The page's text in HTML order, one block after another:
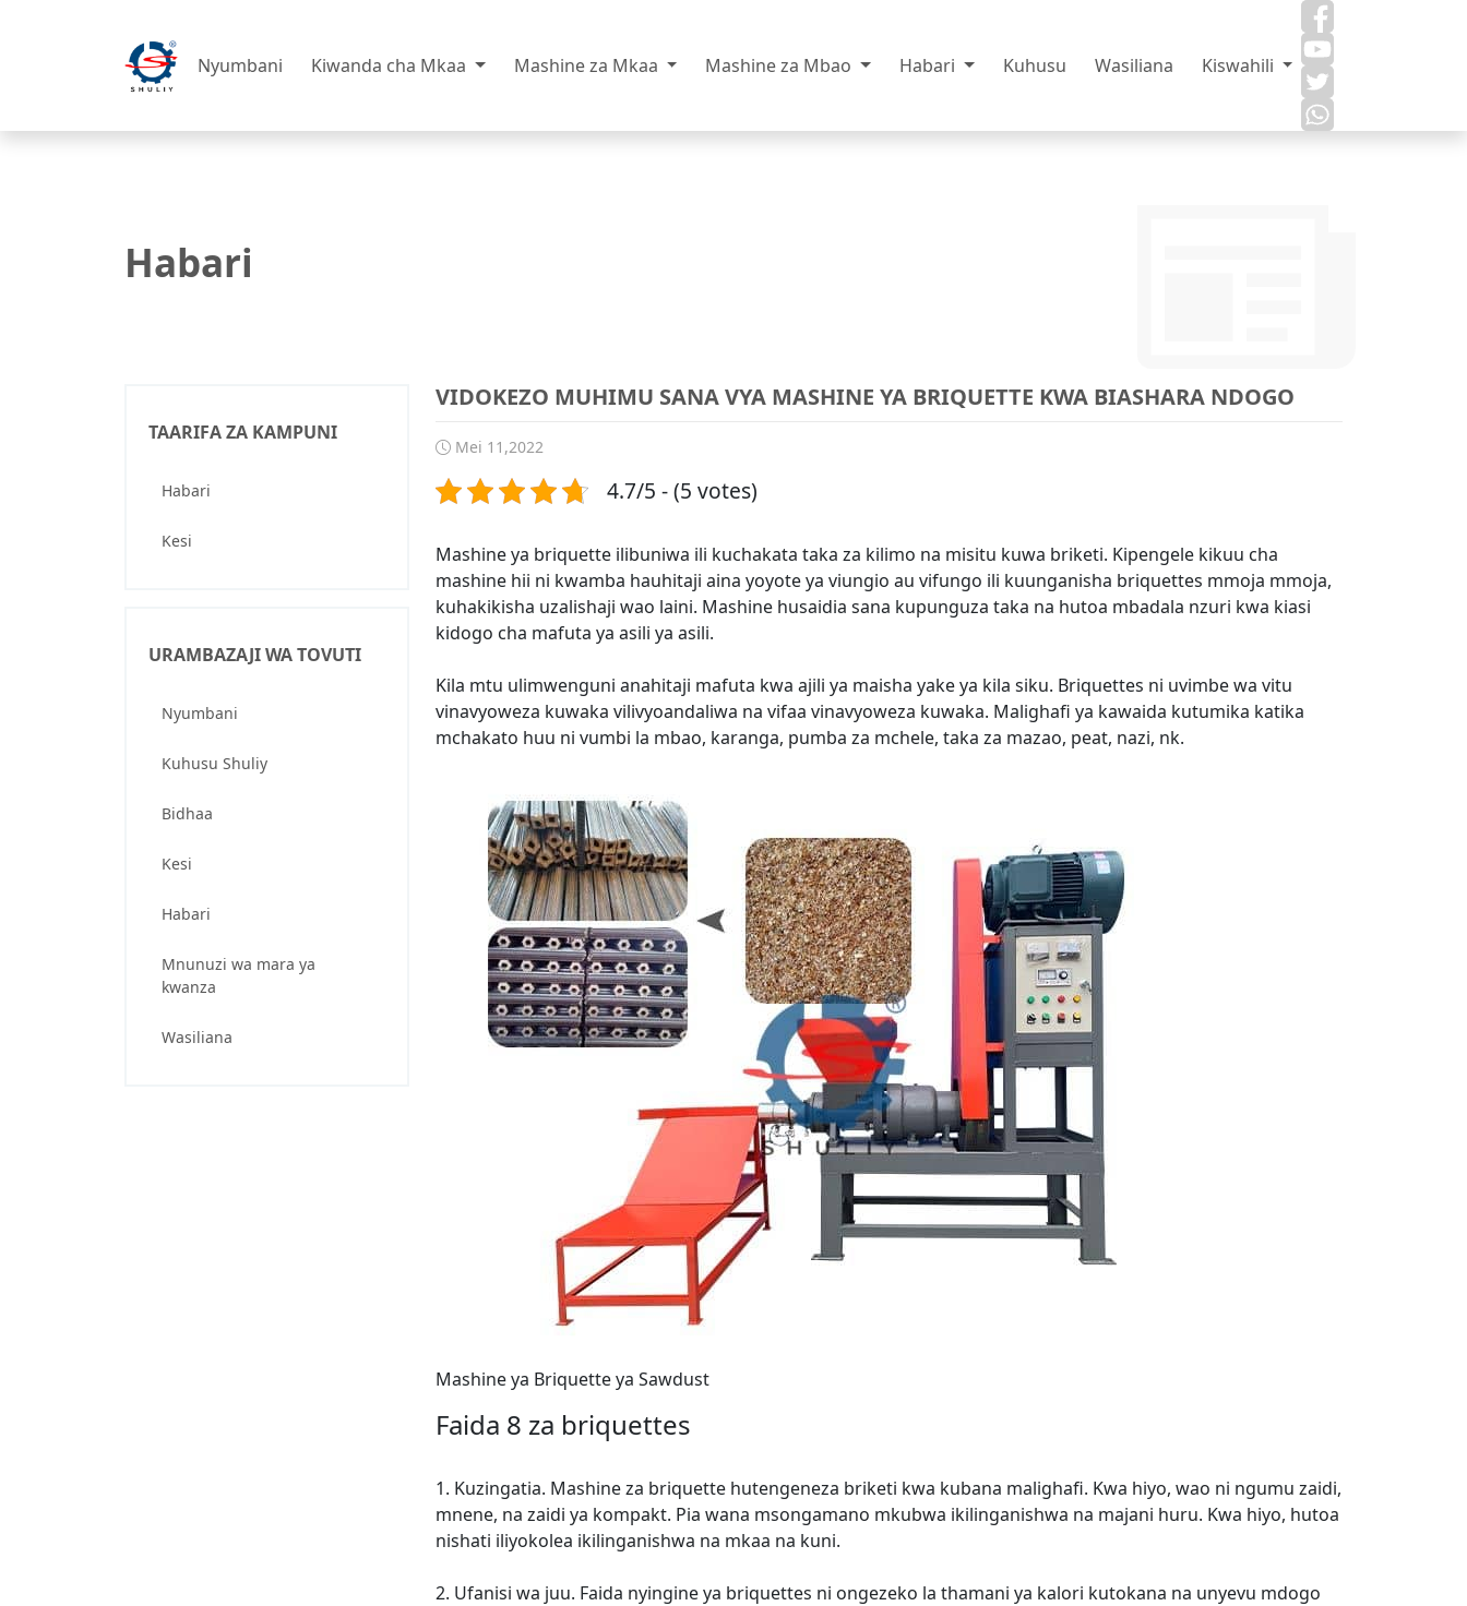
Nyumbani Kiwanda cha Mkaa Mashine za Mkaa Mashine za Mbao Habari Kuhusu Wasiliana Kiswahili
Habari
TAARIFA ZA KAMPUNI
Habari
Kesi
URAMBAZAJI WA TOVUTI
Nyumbani
Kuhusu Shuliy
Bidhaa
Kesi
Habari
Mnunuzi wa mara ya
kwanza
Wasiliana
VIDOKEZO MUHIMU SANA VYA MASHINE YA BRIQUETTE KWA BIASHARA NDOGO
Mei 11,2022
4.7/5 - (5 votes)
Mashine ya briquette ilibuniwa ili kuchakata taka za kilimo na misitu kuwa briketi. Kipengele kikuu cha
mashine hii ni kwamba hauhitaji aina yoyote ya viungio au vifungo ili kuunganisha briquettes mmoja mmoja,
kuhakikisha uzalishaji wao laini. Mashine husaidia sana kupunguza taka na hutoa mbadala nzuri kwa kiasi
kidogo cha mafuta ya asili ya asili.
Kila mtu ulimwenguni anahitaji mafuta kwa ajili ya maisha yake ya kila siku. Briquettes ni uvimbe wa vitu
vinavyoweza kuwaka vilivyoandaliwa na vifaa vinavyoweza kuwaka. Malighafi ya kawaida kutumika katika
mchakato huu ni vumbi la mbao, karanga, pumba za mchele, taka za mazao, peat, nazi, nk.
Mashine ya Briquette ya Sawdust
Faida 8 za briquettes
1. Kuzingatia. Mashine za briquette hutengeneza briketi kwa kubana malighafi. Kwa hiyo, wao ni ngumu zaidi,
mnene, na zaidi ya kompakt. Pia wana msongamano mkubwa ikilinganishwa na majani huru. Kwa hiyo, hutoa
nishati iliyokolea ikilinganishwa na mkaa na kuni.
2. Ufanisi wa juu. Faida nyingine ya briquettes ni ongezeko la thamani ya kalori kutokana na unyevu mdogo